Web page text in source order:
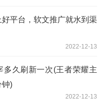
平台，软文推广就水到渠
2022-12-13
多久刷新一次(王者荣耀主
钟)
2022-12-13